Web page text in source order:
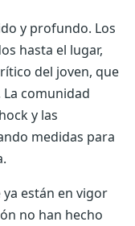
y profundo. Los
hasta el lugar,
del joven, que
comunidad
y las
medidas para
están en vigor
no han hecho